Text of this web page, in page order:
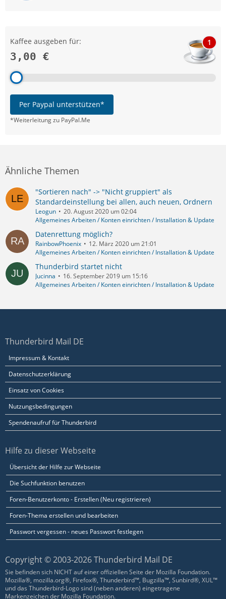
Kaffee ausgeben für:
3,00 €
1
Per Paypal unterstützen*
*Weiterleitung zu PayPal.Me
Ähnliche Themen
"Sortieren nach" -> "Nicht gruppiert" als
Standardeinstellung bei allen, auch neuen, Ordnern
Leogun
20. August 2020 um 02:04
Allgemeines Arbeiten / Konten einrichten / Installation & Update
Datenrettung möglich?
RainbowPhoenix
12. März 2020 um 21:01
Allgemeines Arbeiten / Konten einrichten / Installation & Update
Thunderbird startet nicht
Jucinna
16. September 2019 um 15:16
Allgemeines Arbeiten / Konten einrichten / Installation & Update
Thunderbird Mail DE
Impressum & Kontakt
Datenschutzerklärung
Einsatz von Cookies
Nutzungsbedingungen
Spendenaufruf für Thunderbird
Hilfe zu dieser Webseite
Übersicht der Hilfe zur Webseite
Die Suchfunktion benutzen
Foren-Benutzerkonto - Erstellen (Neu registrieren)
Foren-Thema erstellen und bearbeiten
Passwort vergessen - neues Passwort festlegen
Copyright © 2003-2026 Thunderbird Mail DE
Sie befinden sich NICHT auf einer offiziellen Seite der Mozilla Foundation.
Mozilla®, mozilla.org®, Firefox®, Thunderbird™, Bugzilla™, Sunbird®, XUL™
und das Thunderbird-Logo sind (neben anderen) eingetragene
Markenzeichen der Mozilla Foundation.